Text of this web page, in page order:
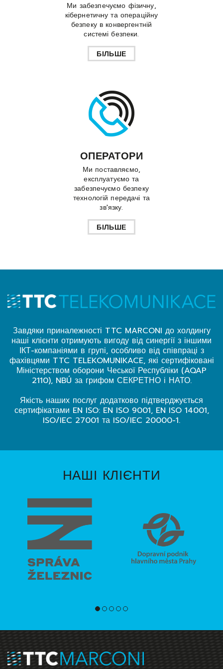
Ми забезпечуємо фізичну,
кібернетичну та операційну
безпеку в конвергентній
системі безпеки.
БІЛЬШЕ
ОПЕРАТОРИ
Ми поставляємо,
експлуатуємо та
забезпечуємо безпеку
технологій передачі та
зв'язку.
БІЛЬШЕ
Завдяки приналежності TTC MARCONI до холдингу
наші клієнти отримують вигоду від синергії з іншими
ІКТ-компаніями в групі, особливо від співпраці з
фахівцями TTC TELEKOMUNIKACE, які сертифіковані
Міністерством оборони Чеської Республіки (AQAP
2110), NBÚ за грифом СЕКРЕТНО і НАТО.
Якість наших послуг додатково підтверджується
сертифікатами EN ISO: EN ISO 9001, EN ISO 14001,
ISO/IEC 27001 та ISO/IEC 20000-1.
НАШІ КЛІЄНТИ
4 5